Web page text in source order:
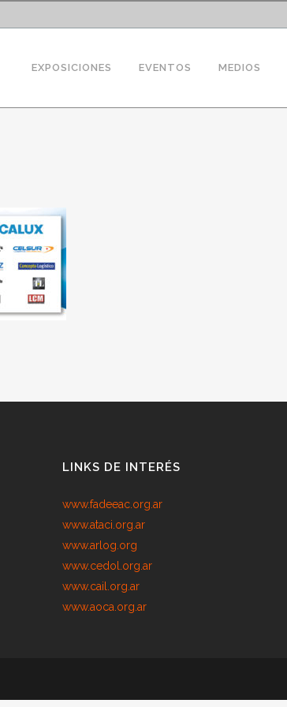
EXPOSICIONES EVENTOS MEDIOS
LINKS DE INTERÉS
www.fadeeac.org.ar
www.ataci.org.ar
www.arlog.org
www.cedol.org.ar
www.cail.org.ar
www.aoca.org.ar